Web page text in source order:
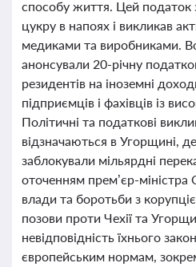
способу життя. Цей податок
цукру в напоях і викликав
медиками та виробниками.
анонсували 20-річну
резидентів на іноземні
підприємців і фахівців із
Політичні та податкові
відзначаються в Угорщині,
заблокували мільярдні
оточенням прем’єр-міністра
влади та боротьби з
позови проти Чехії та
невідповідність їхнього
європейським нормам,